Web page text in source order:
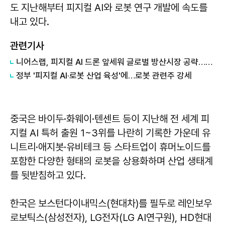
도 지난해부터 피지컬 AI와 로봇 연구 개발에 속도를
내고 있다.
관련기사
니어스랩, 피지컬 AI 드론 앞세워 글로벌 방산시장 공략…24일 코스닥 입성
정부 '피지컬 AI·로봇 산업 육성'에…로봇 관련주 강세
중국은 바이두·화웨이·텐센트 등이 지난해 전 세계 피
지컬 AI 특허 출원 1~3위를 나란히 기록한 가운데 유
니트리·애지봇·유비테크 등 스타트업이 휴머노이드를
포함한 다양한 형태의 로봇을 상용화하며 산업 생태계
를 뒷받침하고 있다.
한국은 보스턴다이내믹스(현대차)를 필두로 레인보우
로보틱스(삼성전자), LG전자(LG AI연구원), HD현대